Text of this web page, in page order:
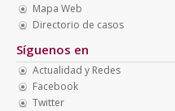
Mapa Web
Directorio de casos
Síguenos en
Actualidad y Redes
Facebook
Twitter